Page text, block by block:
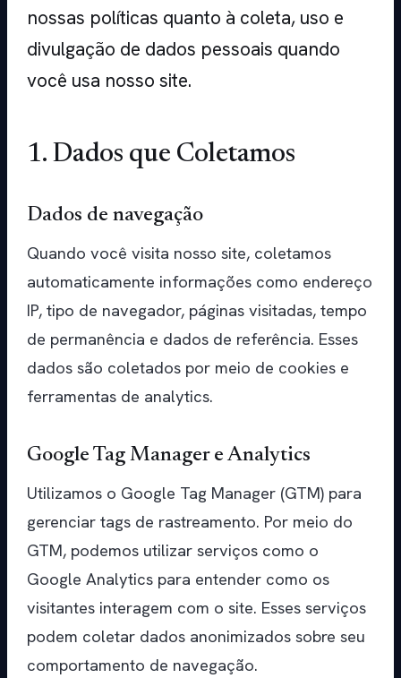
nossas políticas quanto à coleta, uso e
divulgação de dados pessoais quando
você usa nosso site.
1. Dados que Coletamos
Dados de navegação
Quando você visita nosso site, coletamos
automaticamente informações como endereço
IP, tipo de navegador, páginas visitadas, tempo
de permanência e dados de referência. Esses
dados são coletados por meio de cookies e
ferramentas de analytics.
Google Tag Manager e Analytics
Utilizamos o Google Tag Manager (GTM) para
gerenciar tags de rastreamento. Por meio do
GTM, podemos utilizar serviços como o
Google Analytics para entender como os
visitantes interagem com o site. Esses serviços
podem coletar dados anonimizados sobre seu
comportamento de navegação.